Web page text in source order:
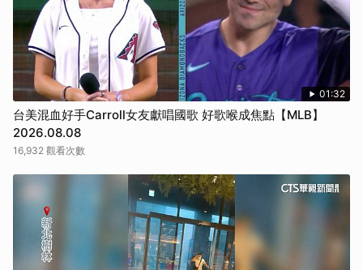
01:32
台美混血好手Carroll女友獻唱國歌 好歌喉成焦點【MLB】
2026.08.08
16,932 觀看次數